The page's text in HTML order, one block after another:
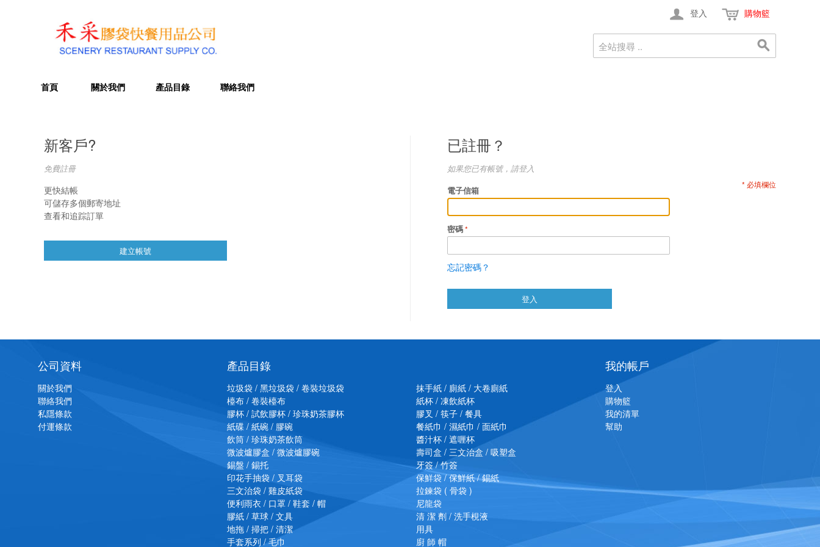
登入 購物籃
首頁 關於我們 產品目錄 聯絡我們
新客戶?
免費註冊
更快結帳
可儲存多個郵寄地址
查看和追踪訂單
建立帳號
已註冊？
如果您已有帳號，請登入
* 必填欄位
電子信箱
密碼
忘記密碼？
登入
公司資料
關於我們
聯絡我們
私隱條款
付運條款
產品目錄
垃圾袋 / 黑垃圾袋 / 卷裝垃圾袋
抹手紙 / 廁紙 / 大卷廁紙
檯布 / 卷裝檯布
紙杯 / 凍飲紙杯
膠杯 / 試飲膠杯 / 珍珠奶茶膠杯
膠叉 / 筷子 / 餐具
紙碟 / 紙碗 / 膠碗
餐紙巾 / 濕紙巾 / 面紙巾
飲筒 / 珍珠奶茶飲筒
醬汁杯 / 遮喱杯
微波爐膠盒 / 微波爐膠碗
壽司盒 / 三文治盒 / 吸塑盒
錫盤 / 錫托
牙簽 / 竹簽
印花手抽袋 / 叉耳袋
保鮮袋 / 保鮮紙 / 錫紙
三文治袋 / 雞皮紙袋
拉鍊袋 ( 骨袋 )
便利雨衣 / 口罩 / 鞋套 / 帽
尼龍袋
膠紙 / 草球 / 文具
清 潔 劑 / 洗手梘液
地拖 / 掃把 / 清潔
用具
手套系列 / 毛巾
廚 師 帽
我的帳戶
登入
購物籃
我的清單
幫助